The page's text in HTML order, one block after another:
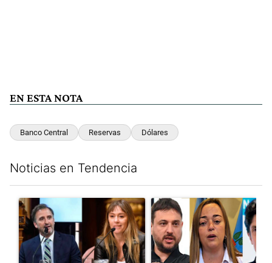
EN ESTA NOTA
Banco Central Reservas Dólares
Noticias en Tendencia
Un artículo de tendencia con el título "Di Tullio impugnó a
Un artículo de tendencia con